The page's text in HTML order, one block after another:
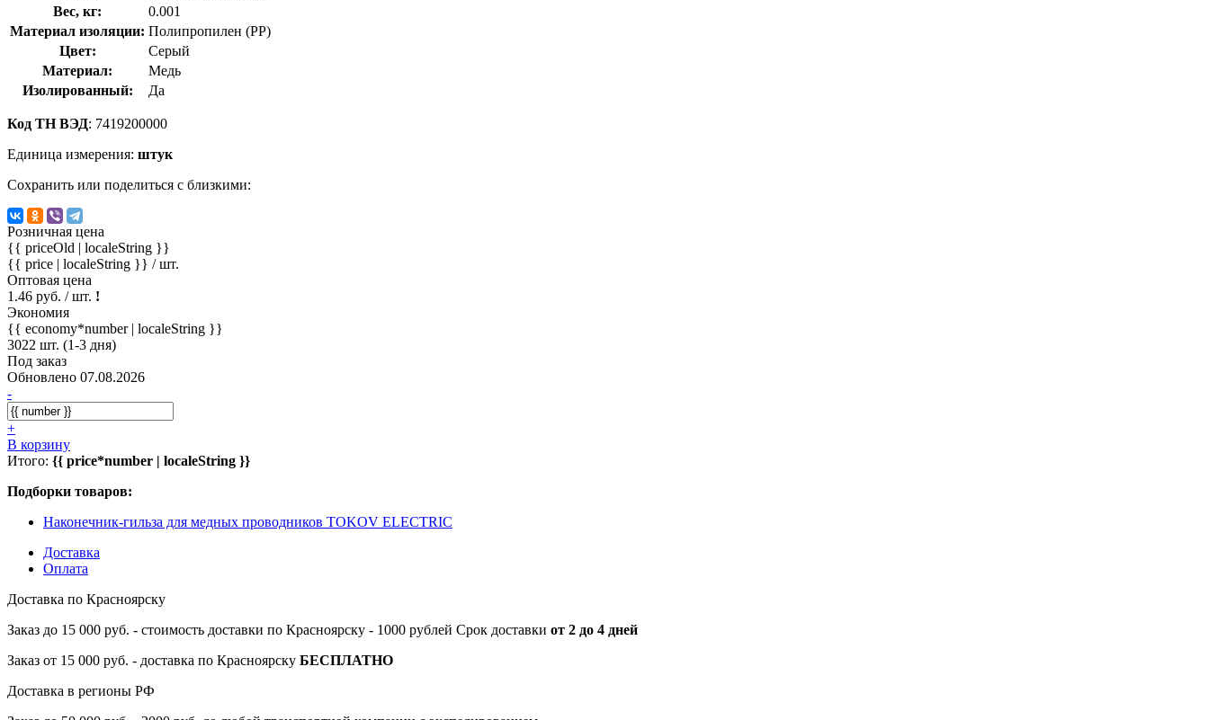
Вес, кг:
0.001
Материал изоляции: Полипропилен (PP)
Цвет:
Серый
Материал:
Медь
Изолированный:
Да
Код ТН ВЭД: 7419200000
Единица измерения: штук
Сохранить или поделиться с близкими:
Розничная цена
{{ priceOld | localeString }}
{{ price | localeString }} / шт.
Оптовая цена
1.46 руб. / шт. !
Экономия
{{ economy*number | localeString }}
3022 шт. (1-3 дня)
Под заказ
Обновлено 07.08.2026
-
+
В корзину
Итого: {{ price*number | localeString }}
Подборки товаров:
Наконечник-гильза для медных проводников TOKOV ELECTRIC
Доставка
Оплата
Доставка по Красноярску
Заказ до 15 000 руб. - стоимость доставки по Красноярску - 1000 рублей Срок доставки от 2 до 4 дней
Заказ от 15 000 руб. - доставка по Красноярску БЕСПЛАТНО
Доставка в регионы РФ